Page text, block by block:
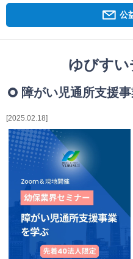
公
京都オフィス
相続・贈与・事業承継をお考えの
医業経営者の方
寺院などの宗教法人経営者の方
認定こども園経営者の方
幼稚園・学校法人経営者の方
保育園経営者の方
介護事業者の方
介護専門チームからのお知ら
ゆびす
2025.02.18
障がい児通所支援